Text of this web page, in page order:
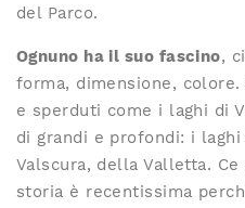
del Parco.
Ognuno ha il suo fascino,
forma, dimensione,
e sperduti come i laghi di
di grandi e profondi: i
Valscura, della Valletta.
storia è recentissima